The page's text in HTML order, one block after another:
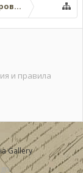
(Старо-
и правила
Gallery
.